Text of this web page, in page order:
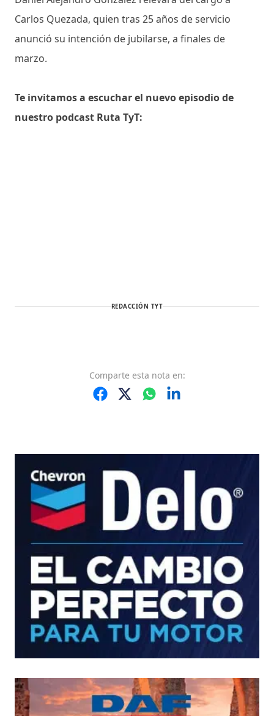
Carlos Quezada, quien tras 25 años de servicio
anunció su intención de jubilarse, a finales de
marzo.
Te invitamos a escuchar el nuevo episodio de
nuestro podcast Ruta TyT:
REDACCIÓN TYT
Comparte esta nota en: